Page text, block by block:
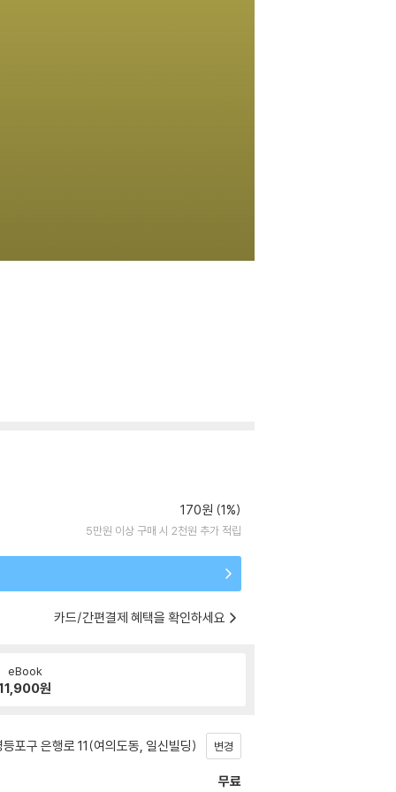
170원 (1%)
5만원 이상 구매 시 2천원 추가 적립
카드/간편결제 혜택을 확인하세요
eBook
원
포구 은행로 11(여의도동, 일신빌딩) 변경
무료